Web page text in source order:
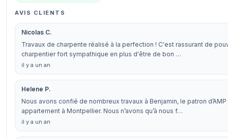
AVIS CLIENTS
Nicolas C.
Travaux de charpente réalisé à la perfection ! C'est rassurant de
charpentier fort sympathique en plus d'être de bon …
il y a un an
Helene P.
Nous avons confié de nombreux travaux à Benjamin, le patron
appartement à Montpellier. Nous n’avons qu’à nous f…
il y a un an